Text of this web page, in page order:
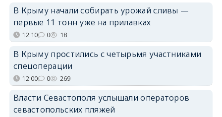
В Крыму начали собирать урожай сливы —
первые 11 тонн уже на прилавках
12:10 0 18
В Крыму простились с четырьмя участниками
спецоперации
12:00 0 269
Власти Севастополя услышали операторов
севастопольских пляжей